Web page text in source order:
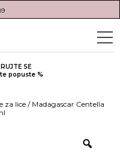
SE
popuste %
za lice/ Madagascar Centella